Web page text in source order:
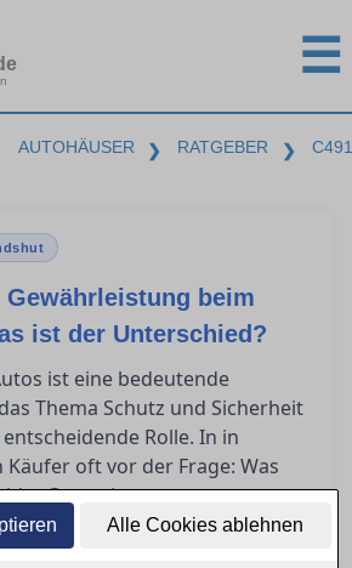
Alle Cookies ablehnen
☰
AUTOHÄUSER ❯ RATGEBER ❯
Gewährleistung beim
ist der Unterschied?
ist eine bedeutende
Thema Schutz und Sicherheit
Rolle. In in
oft vor der Frage: Was
Garantie von
Dieser Artikel bietet klare
er die gesetzlichen und